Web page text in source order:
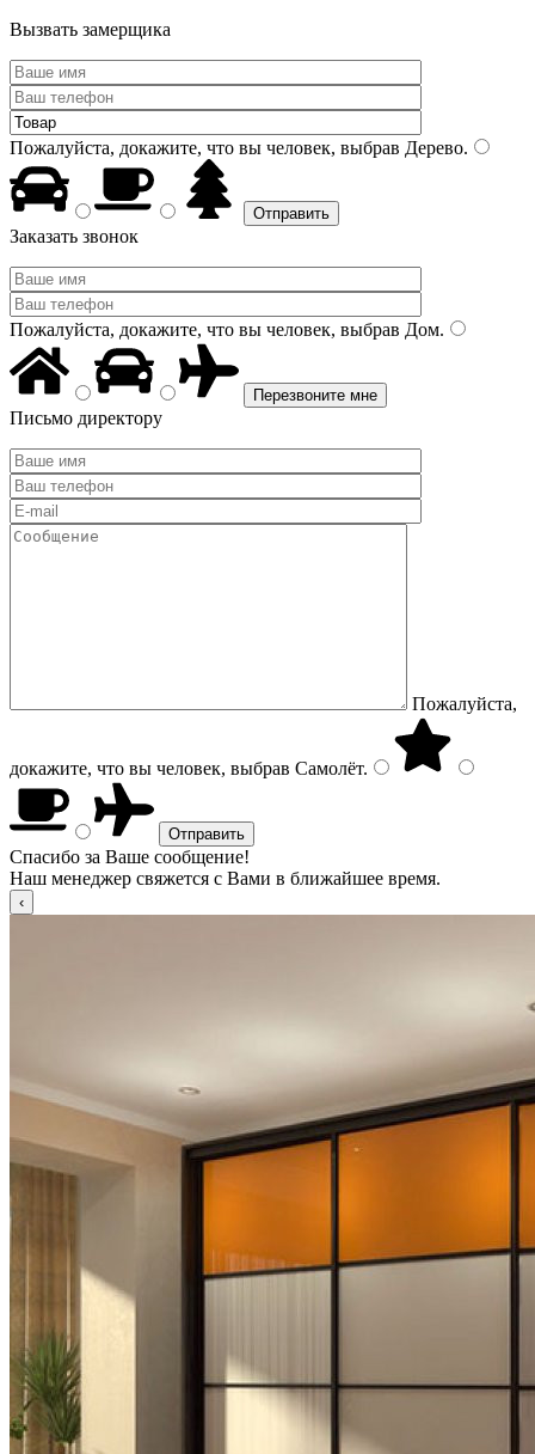
Вызвать замерщика
Пожалуйста, докажите, что вы человек, выбрав Дерево.
Заказать звонок
Пожалуйста, докажите, что вы человек, выбрав Дом.
Письмо директору
Пожалуйста,
докажите, что вы человек, выбрав Самолёт.
Спасибо за Ваше сообщение!
Наш менеджер свяжется с Вами в ближайшее время.